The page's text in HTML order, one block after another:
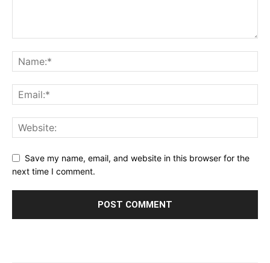
Save my name, email, and website in this browser for the
next time I comment.